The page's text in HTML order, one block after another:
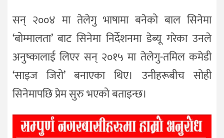
सन् २००४ मा तेलेगु भाषामा बनेको बाल सिनेमा
‘बोम्मालता’ बाट सिनेमा निर्देशनमा डेब्यू गरेका उनले
अनुष्कालाई लिएर सन् २०१५ मा तेलेगु-तमिल कमेडी
‘साइज जिरो’ बनाएका थिए। उनीहरूबीच सोही
सिनेमापछि प्रेम सुरु भएको बताइन्छ।